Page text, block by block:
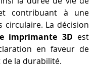
contribuant à une
circulaire. La décision
imprimante 3D est
en faveur de
la durabilité.